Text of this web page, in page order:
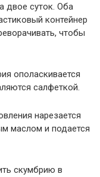
двое суток. Оба
контейнер
чтобы
ополаскивается
салфеткой.
нарезается
маслом и подается
скумбрию в